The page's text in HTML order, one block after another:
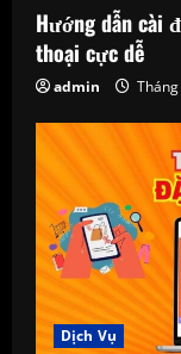
Hướng dẫn cài
thoại cực dễ
admin
Dịch Vụ